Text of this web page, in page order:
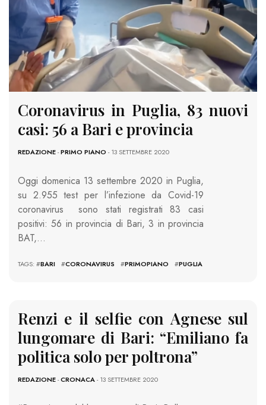
Coronavirus in Puglia, 83 nuovi
casi: 56 a Bari e provincia
REDAZIONE-PRIMO PIANO - 13 SETTEMBRE 2020
Oggi domenica 13 settembre 2020 in Puglia,
su 2.955 test per l’infezione da Covid-19
coronavirus sono stati registrati 83 casi
positivi: 56 in provincia di Bari, 3 in provincia
BAT,…
TAGS: #BARI #CORONAVIRUS #PRIMOPIANO #PUGLIA
Renzi e il selfie con Agnese sul
lungomare di Bari: “Emiliano fa
politica solo per poltrona”
REDAZIONE-CRONACA- 13 SETTEMBRE 2020